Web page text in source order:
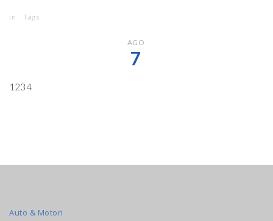
in Tags
AGO
7
1234
Auto & Motori